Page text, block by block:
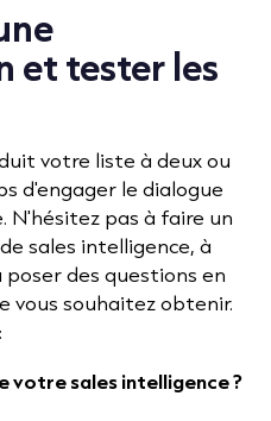
et tester les
votre liste à deux ou
d'engager le dialogue
N'hésitez pas à faire un
sales intelligence, à
des questions en
vous souhaitez obtenir.
votre sales intelligence ?